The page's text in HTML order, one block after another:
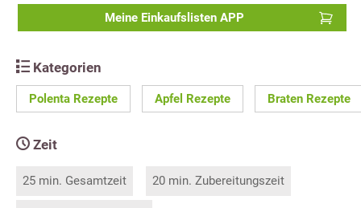
Meine Einkaufslisten APP
Kategorien
Polenta Rezepte Apfel Rezepte Braten Rezepte
Zeit
25 min. Gesamtzeit 20 min. Zubereitungszeit